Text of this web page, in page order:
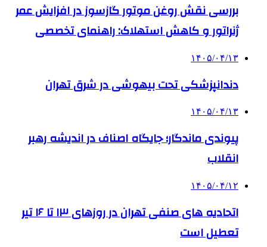
بررسی نقش روغن موتور گازسوز در افزایش عمر
ژنراتور و کاهش استهلاک: راهنمای تخصصی
۱۴۰۵/۰۴/۱۳
دندانپزشکی تحت بیهوشی در شرق تهران
۱۴۰۵/۰۴/۱۳
پیوندی ماندگار؛ جایگاه اصناف در اندیشه رهبر
انقلاب
۱۴۰۵/۰۴/۱۲
اتحادیه های صنفی تهران در روزهای ۱۳ تا ۱۶ تیر
تعطیل است